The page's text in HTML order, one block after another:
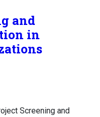
and
in
Screening and